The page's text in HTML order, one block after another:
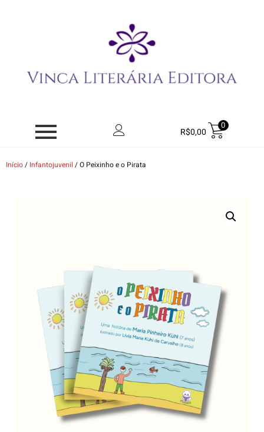
R$0,00
0
Início/ Infantojuvenil / O Peixinho e o Pirata